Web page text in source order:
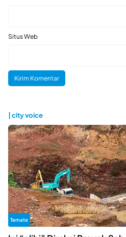
Situs Web
| city voice
Ternate